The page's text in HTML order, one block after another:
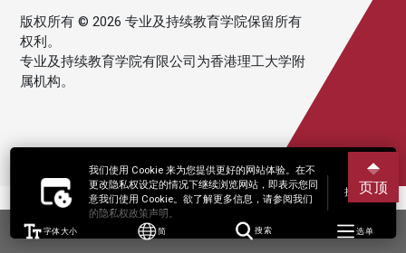
我们使用 Cookie 来为您提供更好的网站体验。在不
更改隐私权设定的情况下继续浏览网站，即表示您同
意我们使用 Cookie。欲了解更多信息，请参阅我们
的隐私权政策声明。
接受
字体大小 简 搜索 选单
版权所有 © 2026 专业及持续教育学院保留所有
权利。
专业及持续教育学院有限公司为香港理工大学附
属机构。
页顶